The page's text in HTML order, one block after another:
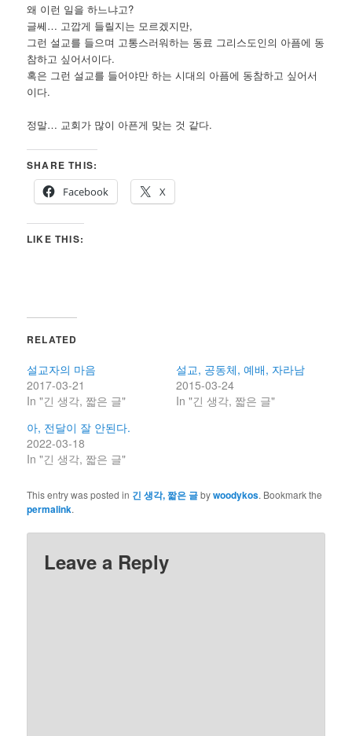
왜 이런 일을 하느냐고?
글쎄… 고깝게 들릴지는 모르겠지만,
그런 설교를 들으며 고통스러워하는 동료 그리스도인의 아픔에 동
참하고 싶어서이다.
혹은 그런 설교를 들어야만 하는 시대의 아픔에 동참하고 싶어서
이다.
정말… 교회가 많이 아픈게 맞는 것 같다.
SHARE THIS:
Facebook
X
LIKE THIS:
RELATED
설교자의 마음
2017-03-21
In "긴 생각, 짧은 글"
설교, 공동체, 예배, 자라남
2015-03-24
In "긴 생각, 짧은 글"
아, 전달이 잘 안된다.
2022-03-18
In "긴 생각, 짧은 글"
This entry was posted in 긴 생각, 짧은 글bywoodykos. Bookmark the
permalink.
Leave a Reply